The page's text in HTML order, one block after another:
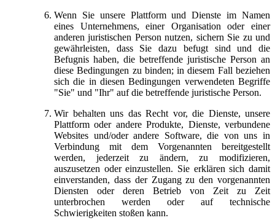
Wenn Sie unsere Plattform und Dienste im Namen
eines Unternehmens, einer Organisation oder einer
anderen juristischen Person nutzen, sichern Sie zu und
gewährleisten, dass Sie dazu befugt sind und die
Befugnis haben, die betreffende juristische Person an
diese Bedingungen zu binden; in diesem Fall beziehen
sich die in diesen Bedingungen verwendeten Begriffe
"Sie" und "Ihr" auf die betreffende juristische Person.
Wir behalten uns das Recht vor, die Dienste, unsere
Plattform oder andere Produkte, Dienste, verbundene
Websites und/oder andere Software, die von uns in
Verbindung mit dem Vorgenannten bereitgestellt
werden, jederzeit zu ändern, zu modifizieren,
auszusetzen oder einzustellen. Sie erklären sich damit
einverstanden, dass der Zugang zu den vorgenannten
Diensten oder deren Betrieb von Zeit zu Zeit
unterbrochen werden oder auf technische
Schwierigkeiten stoßen kann.